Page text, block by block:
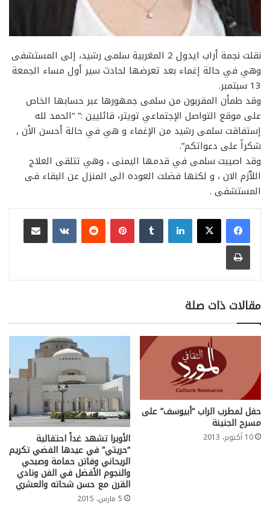
نقلت نجمة أراب ايدول 2 المغربية سلمى رشيد، إلى المستشفى
وهي في حالة إغماء بعد تعرضها لحادث سير أول مساء الجمعة
13 سبتمبر.
وقد طمأن المقربون من سلمى جمهورها عبر حسابها الخاص
على موقع التواصل الإجتماعي تويتر، قائليين :” “الحمد لله
إستفاقت سلمى رشيد من الإغماء و هي في حالة أحسن الأن ,
شكراً على دعواتكم”.
وقد اصيبت سلمى في قدمها اليمنى ، وهي تتلقى العلاج
اللاّزم الان ، و لكنها فضلت العوده الى المنزل عن البقاء فى
المستشفى .
لينكدإن بينتيريست
مشاركة عبر البريد
طباعة
مقالات ذات صلة
حفل لمطرب الراب “أبيوسف” على
مسرح الجنينة
10 أكتوبر، 2013 الأوبرا تشهد غداً احتفالية
“حريتي” في عيدها الفضي تكريم
الريحاني وفاتن حمامة وصبحي
والنجوم الأفضل في الفن ونادي
القرن مع حسن شحاته والعشري
5 مارس، 2015